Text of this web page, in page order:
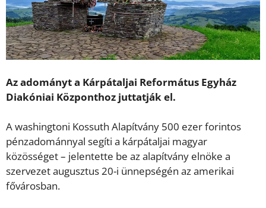
Az adományt a Kárpátaljai Református Egyház
Diakóniai Központhoz juttatják el.
A washingtoni Kossuth Alapítvány 500 ezer forintos
pénzadománnyal segíti a kárpátaljai magyar
közösséget – jelentette be az alapítvány elnöke a
szervezet augusztus 20-i ünnepségén az amerikai
fővárosban.